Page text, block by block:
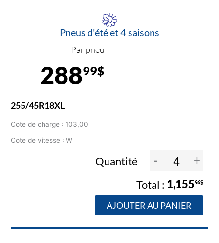
Pneus d'été et 4 saisons
Par pneu
28899$
255/45R18XL
Cote de charge : 103,00
Cote de vitesse : W
Quantité - +
1,15596$
AJOUTER AU PANIER